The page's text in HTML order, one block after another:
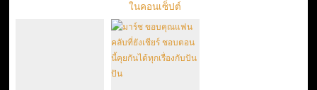
ในคอนเซ็ปต์
FesTribal พบพระเอก
หนุ่มสุดฮอต “มาร์ช
จุฑาวุฒิ”